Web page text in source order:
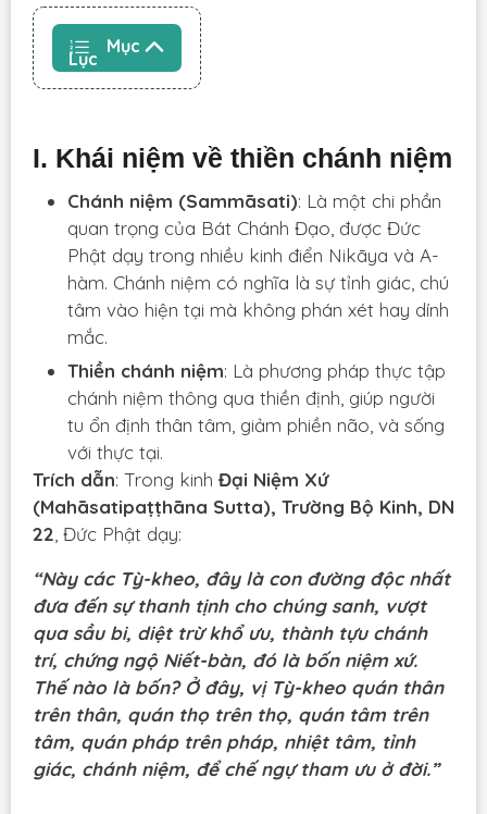
Mục
Lục
I. Khái niệm về thiền chánh niệm
Chánh niệm (Sammāsati): Là một chi phần
quan trọng của Bát Chánh Đạo, được Đức
Phật dạy trong nhiều kinh điển Nikāya và A-
hàm. Chánh niệm có nghĩa là sự tỉnh giác, chú
tâm vào hiện tại mà không phán xét hay dính
mắc.
Thiền chánh niệm: Là phương pháp thực tập
chánh niệm thông qua thiền định, giúp người
tu ổn định thân tâm, giảm phiền não, và sống
với thực tại.
Trích dẫn: Trong kinh Đại Niệm Xứ
(Mahāsatipaṭṭhāna Sutta), Trường Bộ Kinh, DN
22, Đức Phật dạy:
“Này các Tỳ-kheo, đây là con đường độc nhất
đưa đến sự thanh tịnh cho chúng sanh, vượt
qua sầu bi, diệt trừ khổ ưu, thành tựu chánh
trí, chứng ngộ Niết-bàn, đó là bốn niệm xứ.
Thế nào là bốn? Ở đây, vị Tỳ-kheo quán thân
trên thân, quán thọ trên thọ, quán tâm trên
tâm, quán pháp trên pháp, nhiệt tâm, tỉnh
giác, chánh niệm, để chế ngự tham ưu ở đời.”